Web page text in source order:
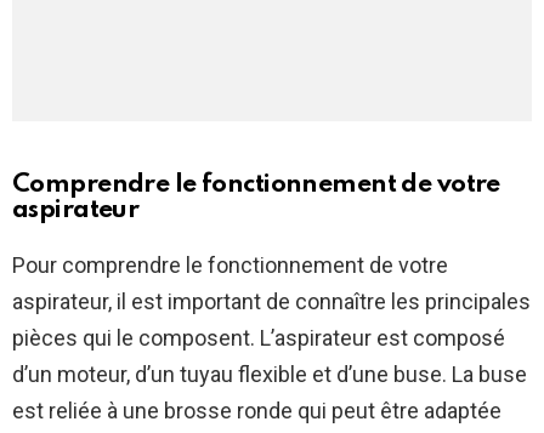
Comprendre le fonctionnement de votre
aspirateur
Pour comprendre le fonctionnement de votre
aspirateur, il est important de connaître les principales
pièces qui le composent. L’aspirateur est composé
d’un moteur, d’un tuyau flexible et d’une buse. La buse
est reliée à une brosse ronde qui peut être adaptée